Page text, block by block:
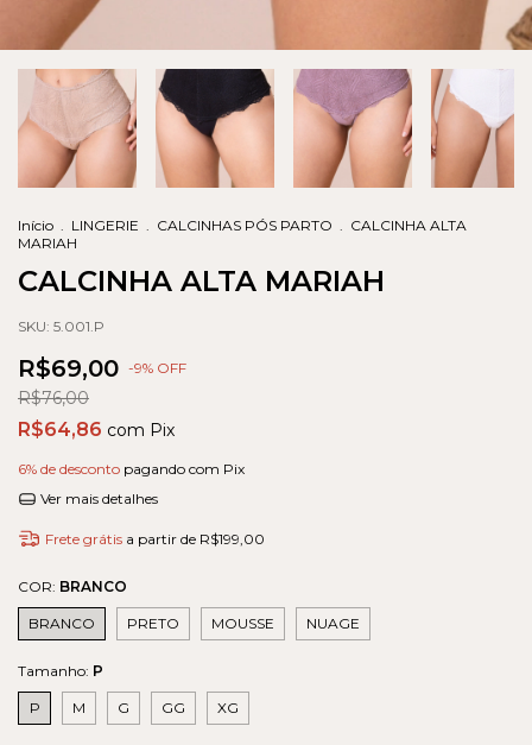
Início . LINGERIE . CALCINHAS PÓS PARTO . CALCINHA ALTA
MARIAH
CALCINHA ALTA MARIAH
SKU: 5.001.P
R$69,00 -9% OFF
R$76,00
R$64,86 com Pix
6% de desconto pagando com Pix
Ver mais detalhes
Frete grátis a partir de R$199,00
COR: BRANCO
BRANCO PRETO MOUSSE NUAGE
Tamanho: P
P M G GG XG